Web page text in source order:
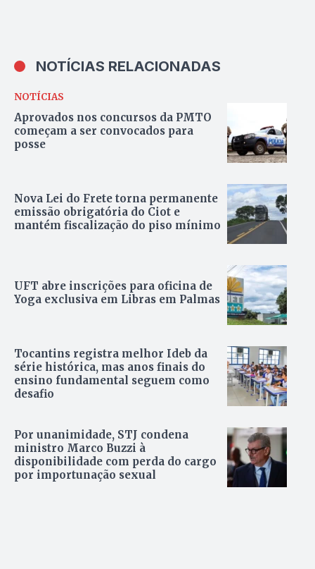
NOTÍCIAS RELACIONADAS
NOTÍCIAS
Aprovados nos concursos da PMTO
começam a ser convocados para
posse
Nova Lei do Frete torna permanente
emissão obrigatória do Ciot e
mantém fiscalização do piso mínimo
UFT abre inscrições para oficina de
Yoga exclusiva em Libras em Palmas
Tocantins registra melhor Ideb da
série histórica, mas anos finais do
ensino fundamental seguem como
desafio
Por unanimidade, STJ condena
ministro Marco Buzzi à
disponibilidade com perda do cargo
por importunação sexual